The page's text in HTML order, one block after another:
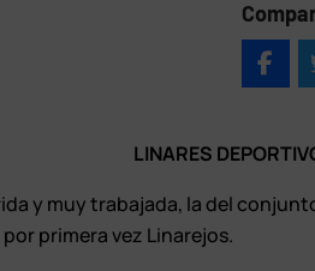
LINARES
y muy trabajada, la del
primera vez Linarejos.